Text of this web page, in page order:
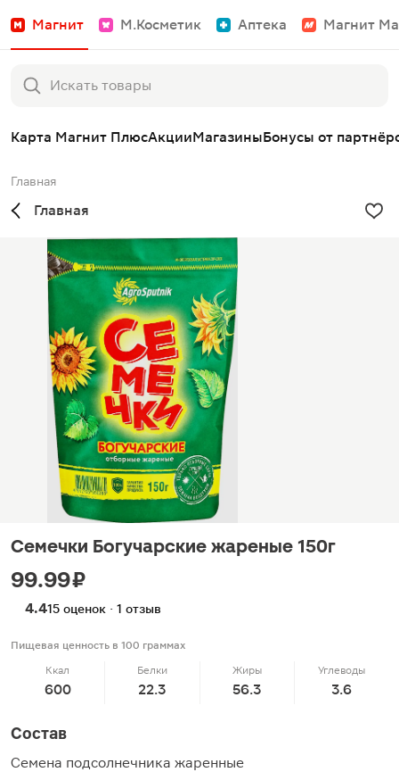
Магнит М.Косметик Аптека Магнит
Карта Магнит ПлюсАкцииМагазиныБонусы от
Главная
Главная
Семечки Богучарские жареные 150г
99.99 ₽
4.415 оценок · 1 отзыв
Пищевая ценность в 100 граммах
Ккал
600
Белки
22.3
Жиры
56.3
Углеводы
3.6
Состав
Семена подсолнечника жаренные